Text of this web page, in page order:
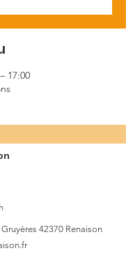
17:00
42370 Renaison